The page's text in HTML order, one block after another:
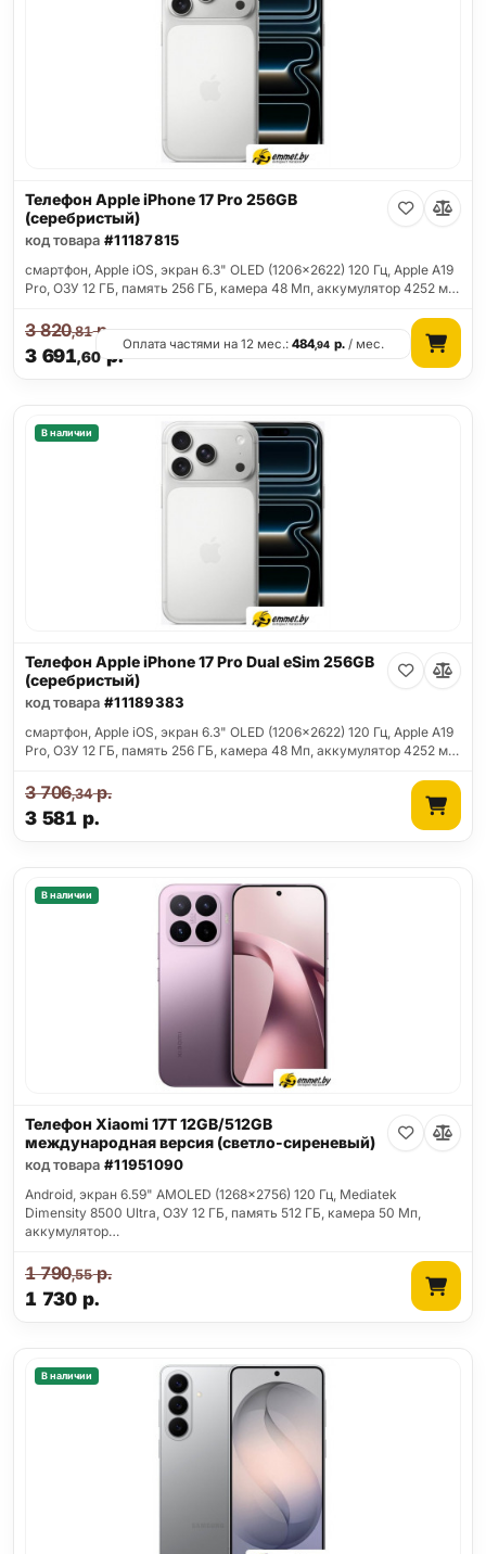
Телефон Apple iPhone 17 Pro 256GB
(серебристый)
код товара #11187815
смартфон, Apple iOS, экран 6.3" OLED (1206x2622) 120 Гц, Apple A19
Pro, ОЗУ 12 ГБ, память 256 ГБ, камера 48 Мп, аккумулятор 4252 м…
3 691,60 р.
3 820,81р.
Оплата частями на 12 мес.:484,94 р./ мес.
В наличии
Телефон Apple iPhone 17 Pro Dual eSim 256GB
(серебристый)
код товара #11189383
смартфон, Apple iOS, экран 6.3" OLED (1206x2622) 120 Гц, Apple A19
Pro, ОЗУ 12 ГБ, память 256 ГБ, камера 48 Мп, аккумулятор 4252 м…
3 581 р.
3 706,34р.
В наличии
Телефон Xiaomi 17T 12GB/512GB
международная версия (светло-сиреневый)
код товара #11951090
Android, экран 6.59" AMOLED (1268x2756) 120 Гц, Mediatek
Dimensity 8500 Ultra, ОЗУ 12 ГБ, память 512 ГБ, камера 50 Мп,
аккумулятор…
1 730 р.
1 790,55р.
В наличии